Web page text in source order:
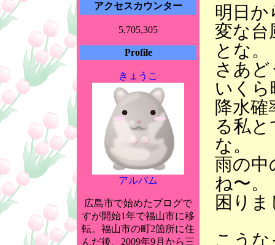
アクセスカウンター
5,705,305
Profile
きょうこ
アルバム
広島市で始めたブログで
すが開始1年で福山市に移
転。福山市の町2箇所に住
んだ後、2009年9月から三
明日か
変な台
とな。
さあ
いくら
降水
る私
な。
雨の中
ね〜。
困り
こう